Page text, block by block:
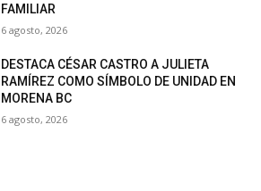
FAMILIAR
6 agosto, 2026
DESTACA CÉSAR CASTRO A JULIETA
RAMÍREZ COMO SÍMBOLO DE UNIDAD EN
MORENA BC
6 agosto, 2026